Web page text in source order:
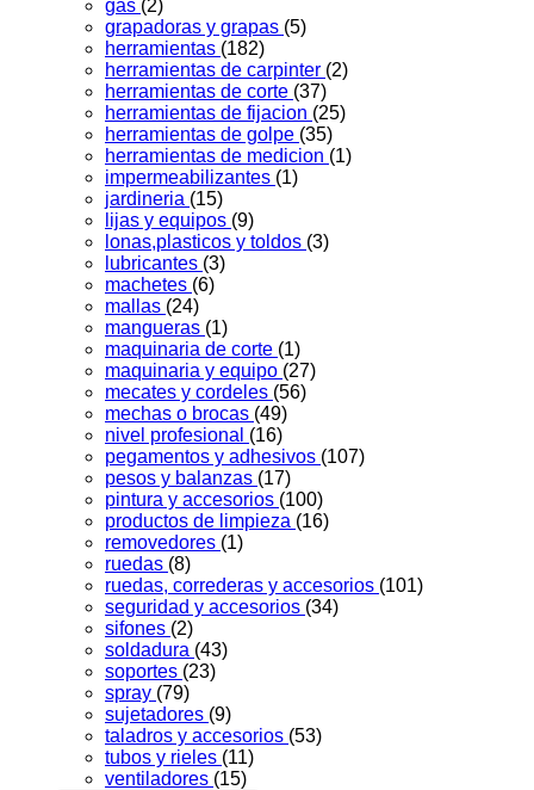
gas (2)
grapadoras y grapas (5)
herramientas (182)
herramientas de carpinter (2)
herramientas de corte (37)
herramientas de fijacion (25)
herramientas de golpe (35)
herramientas de medicion (1)
impermeabilizantes (1)
jardineria (15)
lijas y equipos (9)
lonas,plasticos y toldos (3)
lubricantes (3)
machetes (6)
mallas (24)
mangueras (1)
maquinaria de corte (1)
maquinaria y equipo (27)
mecates y cordeles (56)
mechas o brocas (49)
nivel profesional (16)
pegamentos y adhesivos (107)
pesos y balanzas (17)
pintura y accesorios (100)
productos de limpieza (16)
removedores (1)
ruedas (8)
ruedas, correderas y accesorios (101)
seguridad y accesorios (34)
sifones (2)
soldadura (43)
soportes (23)
spray (79)
sujetadores (9)
taladros y accesorios (53)
tubos y rieles (11)
ventiladores (15)